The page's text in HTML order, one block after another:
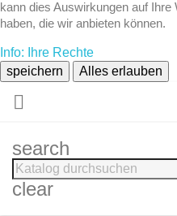
kann dies Auswirkungen auf
haben, die wir anbieten können.
Info: Ihre Rechte
speichern
Alles erlauben

search
clear